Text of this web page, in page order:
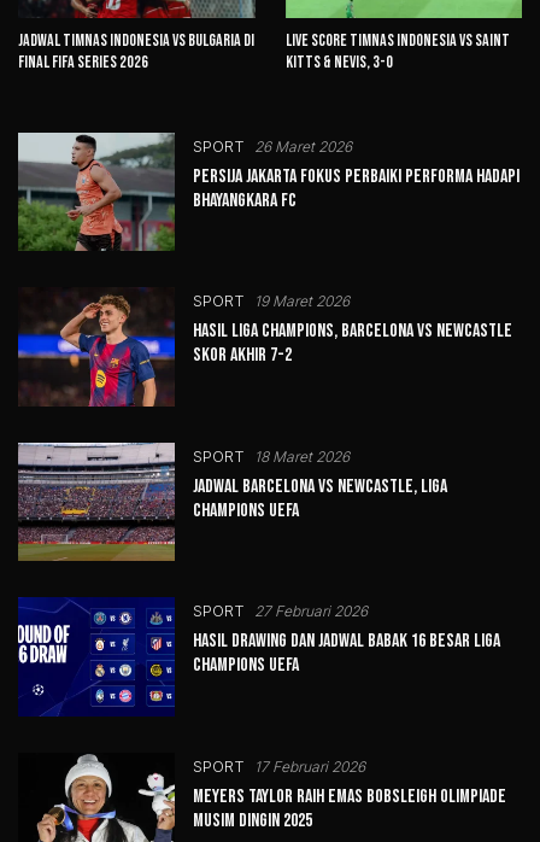
Jadwal Timnas Indonesia vs Bulgaria di
Final FIFA Series 2026
Live Score Timnas Indonesia vs Saint
Kitts & Nevis, 3-0
SPORT 26 Maret 2026
Persija Jakarta Fokus Perbaiki Performa Hadapi
Bhayangkara FC
SPORT 19 Maret 2026
Hasil Liga Champions, Barcelona vs Newcastle
Skor Akhir 7-2
SPORT 18 Maret 2026
Jadwal Barcelona vs Newcastle, Liga
Champions UEFA
SPORT 27 Februari 2026
Hasil Drawing dan Jadwal Babak 16 Besar Liga
Champions UEFA
SPORT 17 Februari 2026
Meyers Taylor Raih Emas Bobsleigh Olimpiade
Musim Dingin 2025